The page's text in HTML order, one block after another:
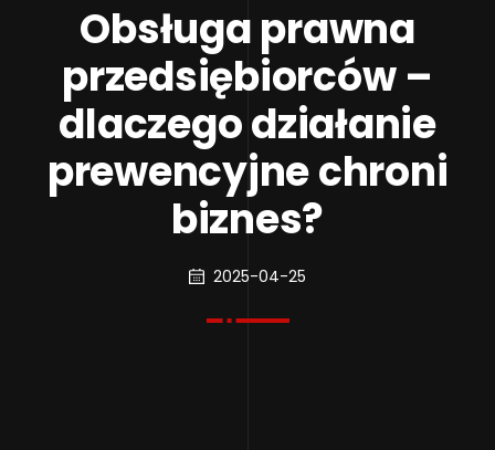
Obsługa prawna
przedsiębiorców –
dlaczego działanie
prewencyjne chroni
biznes?
2025-04-25